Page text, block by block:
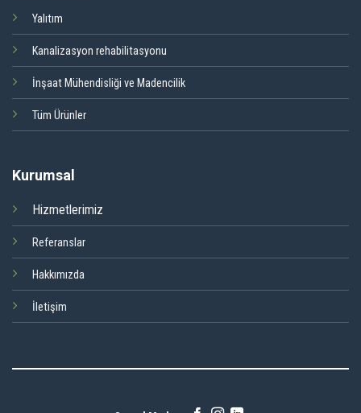
Yalıtım
Kanalizasyon rehabilitasyonu
İnşaat Mühendisliği ve Madencilik
Tüm Ürünler
Kurumsal
Hizmetlerimiz
Referanslar
Hakkımızda
İletişim